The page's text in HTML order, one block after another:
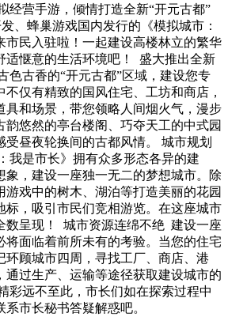
经营手游，倾情打造全新“开元古都”
、蜂巢游戏国内发行的《模拟城市：
市民入驻啦！一起建设高楼林立的繁华
适惬意的生活环境吧！ 盛大推出全新
色古香的“开元古都”区域，建设您专
不仅有精致的国风住宅、工坊和商店，
具和场景，带您领略人间烟火气，漫步
韵悠然的亭台楼阁、巧夺天工的中式园
昼夜轮换间的古都风情。 城市规划
我是市长》拥有众多形态各异的建
象，建设一座独一无二的梦想城市。除
游戏中的树木、湖泊等打造美丽的花园
标，吸引市民们竞相游览。在这座城市
数呈现！ 城市资源连绵不绝 建设一座
将面临着前所未有的考验。当您的住宅
环顾城市四周，寻找工厂、商店、港
通过生产、运输等途径获取建设城市的
彩远不至此，市长们如在探索过程中
市长秘书答疑解惑吧。